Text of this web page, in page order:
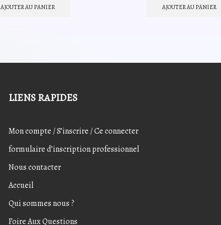
initial
actuel
AJOUTER AU PANIER
initial
AJOUTER AU PANIER
LIENS RAPIDES
Mon compte / S’inscrire / Ce connecter
formulaire d’inscription professionnel
Nous contacter
Accueil
Qui sommes nous ?
Foire Aux Questions